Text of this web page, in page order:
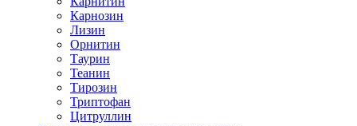
Карнозин
Лизин
Орнитин
Таурин
Теанин
Тирозин
Триптофан
Цитруллин